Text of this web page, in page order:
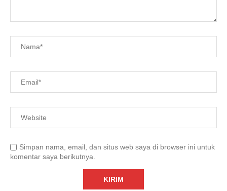
Simpan nama, email, dan situs web saya di browser ini untuk
komentar saya berikutnya.